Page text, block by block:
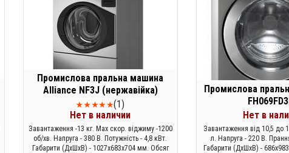
Промислова пральна машина
Alliance NF3J (нержавійка)
(1)
Нет в наличии
Завантаження -13 кг. Max скор. віджиму -1200
об/хв. Напруга - 380 В. Потужність - 4,8 кВт.
Габарити (ДхШхВ) - 1027х683х704 мм. Обсяг
Промислова
Нет в
Завантаження від 10,5 до
л. Напруга - 220 В.
Габарити (ДхШхВ) -